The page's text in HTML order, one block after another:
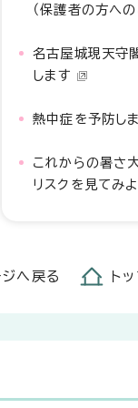
（保護者の方への
名古屋城現天守
します
熱中症を予防し
これからの暑さ
リスクを見てみよ
へ戻る ト